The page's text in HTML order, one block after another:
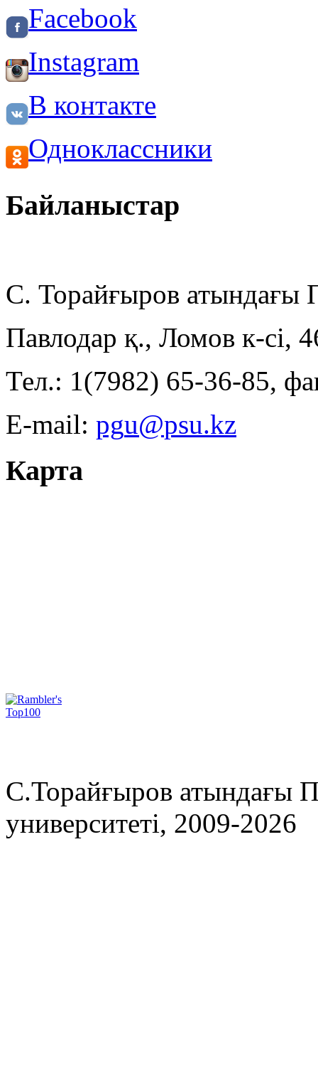
Facebook
Instagram
В контакте
Одноклассники
Байланыстар
С. Торайғыров
Павлодар қ., Ломов к-сі,
Тел.: 1(7982) 65-36-85,
E-mail:
Карта
С.Торайғыров атындағы
университеті, 2009-2026